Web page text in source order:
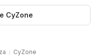
CyZone
CyZone